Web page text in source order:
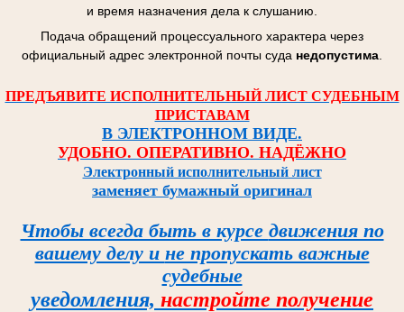
и время назначения дела к слушанию.
Подача обращений процессуального характера через
официальный адрес электронной почты суда недопустима
ПРЕДЪЯВИТЕ ИСПОЛНИТЕЛЬНЫЙ ЛИСТ СУДЕБНЫМ
ПРИСТАВАМ
В ЭЛЕКТРОННОМ ВИДЕ.
УДОБНО. ОПЕРАТИВНО. НАДЁЖНО
Электронный исполнительный лист
заменяет бумажный оригинал
Чтобы всегда быть в курсе движения по
вашему делу и не пропускать важные
судебные
уведомления, настройте получение